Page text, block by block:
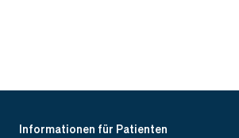
Informationen für Patienten